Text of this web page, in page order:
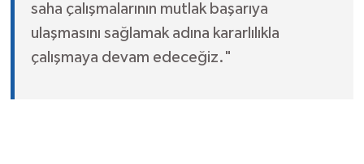
saha çalışmalarının mutlak başarıya
ulaşmasını sağlamak adına kararlılıkla
çalışmaya devam edeceğiz."